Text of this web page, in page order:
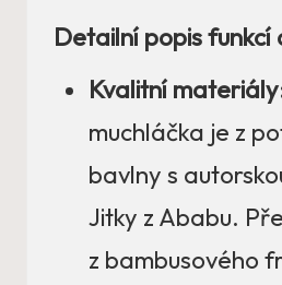
Detailní popis funkcí
Kvalitní
muchláčka je z
bavlny s
Jitky z Ababu.
z bambusového